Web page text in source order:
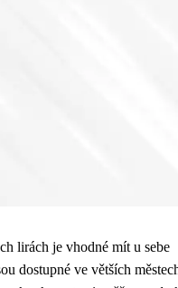
lirách je vhodné mít u sebe
dostupné ve větších